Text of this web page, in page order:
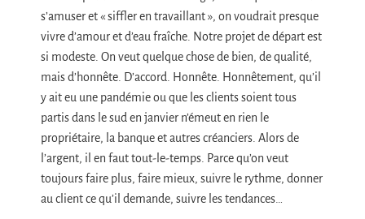
s’amuser et « siffler en travaillant », on voudrait presque
vivre d’amour et d’eau fraîche. Notre projet de départ est
si modeste. On veut quelque chose de bien, de qualité,
mais d’honnête. D’accord. Honnête. Honnêtement, qu’il
y ait eu une pandémie ou que les clients soient tous
partis dans le sud en janvier n’émeut en rien le
propriétaire, la banque et autres créanciers. Alors de
l’argent, il en faut tout-le-temps. Parce qu’on veut
toujours faire plus, faire mieux, suivre le rythme, donner
au client ce qu’il demande, suivre les tendances…